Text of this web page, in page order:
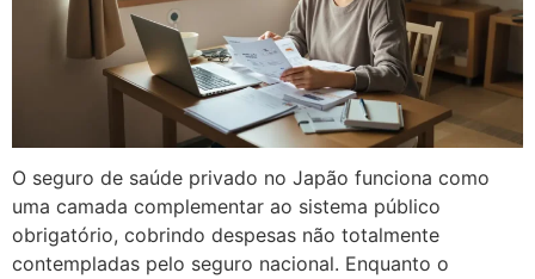
O seguro de saúde privado no Japão funciona como
uma camada complementar ao sistema público
obrigatório, cobrindo despesas não totalmente
contempladas pelo seguro nacional. Enquanto o